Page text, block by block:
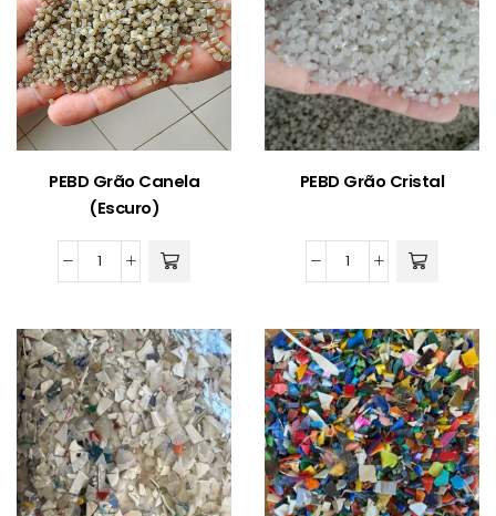
PEBD Grão Canela
(Escuro)
PEBD
Canela
(Escuro)
quantidade
PEBD Grão Cristal
PEBD
Cristal
quantidade